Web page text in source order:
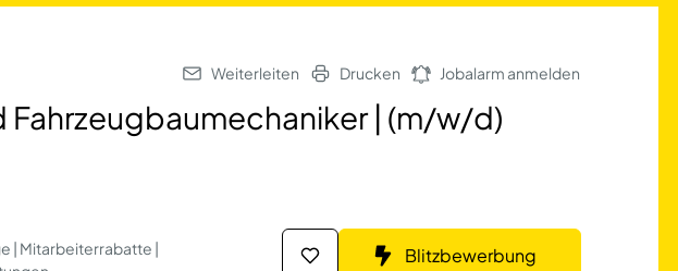
| (m/w/d)
Weiterleiten Drucken Jobalarm anmelden
Fahrzeugbaumechaniker | (m/w/d)
| Mitarbeiterrabatte |
Blitzbewerbung